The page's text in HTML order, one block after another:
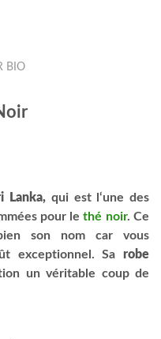
BIO
Lanka, qui est l‘une des
pour lethé noir. Ce
son nom car vous
exceptionnel. Sa robe
un véritable coup de